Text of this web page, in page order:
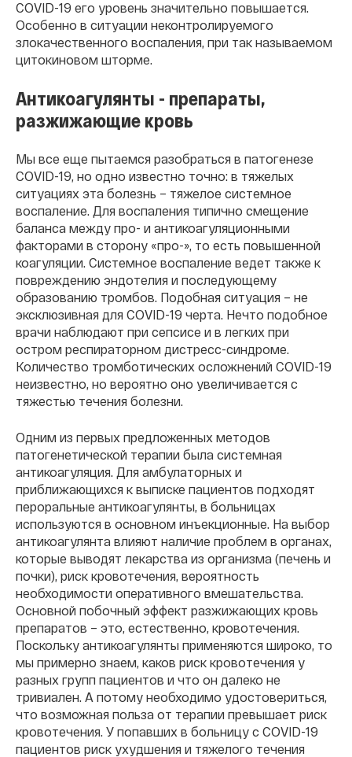
COVID-19 его уровень значительно повышается.
Особенно в ситуации неконтролируемого
злокачественного воспаления, при так называемом
цитокиновом шторме.
Антикоагулянты - препараты,
разжижающие кровь
Мы все еще пытаемся разобраться в патогенезе
COVID-19, но одно известно точно: в тяжелых
ситуациях эта болезнь – тяжелое системное
воспаление. Для воспаления типично смещение
баланса между про- и антикоагуляционными
факторами в сторону «про-», то есть повышенной
коагуляции. Системное воспаление ведет также к
повреждению эндотелия и последующему
образованию тромбов. Подобная ситуация – не
эксклюзивная для COVID-19 черта. Нечто подобное
врачи наблюдают при сепсисе и в легких при
остром респираторном дистресс-синдроме.
Количество тромботических осложнений COVID-19
неизвестно, но вероятно оно увеличивается с
тяжестью течения болезни.
Одним из первых предложенных методов
патогенетической терапии была системная
антикоагуляция. Для амбулаторных и
приближающихся к выписке пациентов подходят
пероральные антикоагулянты, в больницах
используются в основном инъекционные. На выбор
антикоагулянта влияют наличие проблем в органах,
которые выводят лекарства из организма (печень и
почки), риск кровотечения, вероятность
необходимости оперативного вмешательства.
Основной побочный эффект разжижающих кровь
препаратов – это, естественно, кровотечения.
Поскольку антикоагулянты применяются широко, то
мы примерно знаем, каков риск кровотечения у
разных групп пациентов и что он далеко не
тривиален. А потому необходимо удостовериться,
что возможная польза от терапии превышает риск
кровотечения. У попавших в больницу с COVID-19
пациентов риск ухудшения и тяжелого течения